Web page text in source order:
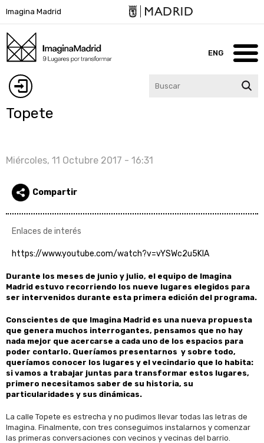
al
contenido
principal
Imagina Madrid
ENG
Topete
Miércoles, 11 Octubre 2017 - 16:31
Compartir
Enlaces de interés
https://www.youtube.com/watch?v=vYSWc2u5KIA
Durante los meses de junio y julio, el equipo de Imagina
Madrid estuvo recorriendo los nueve lugares elegidos para
ser intervenidos durante esta primera edición del programa.
Conscientes de que Imagina Madrid es una nueva propuesta
que genera muchos interrogantes, pensamos que no hay
nada mejor que acercarse a cada uno de los espacios para
poder contarlo. Queríamos presentarnos y sobre todo,
queríamos conocer los lugares y el vecindario que lo habita:
si vamos a trabajar juntas para transformar estos lugares,
primero necesitamos saber de su historia, su
particularidades y sus dinámicas.
La calle Topete es estrecha y no pudimos llevar todas las letras de
Imagina. Finalmente, con tres conseguimos instalarnos y comenzar
las primeras conversaciones con vecinos y vecinas del barrio.